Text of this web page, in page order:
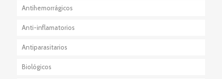
Antihemorrágicos
Anti-inflamatorios
Esteroidales
No Esteroidales
Antiparasitarios
Externos
Biológicos